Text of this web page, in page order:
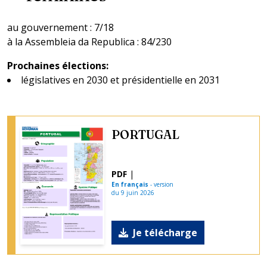
au gouvernement : 7/18
à la Assembleia da Republica : 84/230
Prochaines élections:
législatives en 2030 et présidentielle en 2031
PORTUGAL
PDF|
En français - version
du 9 juin 2026
Je télécharge